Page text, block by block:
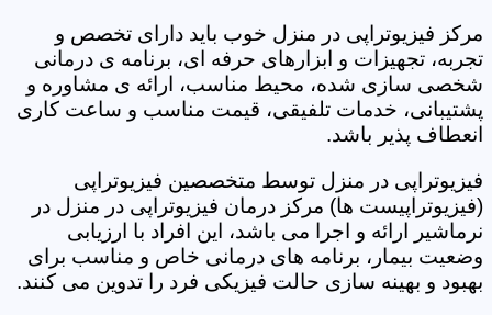
مرکز فیزیوتراپی در منزل خوب باید دارای تخصص و
تجربه، تجهیزات و ابزارهای حرفه ای، برنامه ی درمانی
شخصی سازی شده، محیط مناسب، ارائه ی مشاوره و
پشتیبانی، خدمات تلفیقی، قیمت مناسب و ساعت کاری
انعطاف پذیر باشد.
فیزیوتراپی در منزل توسط متخصصین فیزیوتراپی
(فیزیوتراپیست ها) مرکز درمان فیزیوتراپی در منزل در
نرماشیر ارائه و اجرا می باشد، این افراد با ارزیابی
وضعیت بیمار، برنامه های درمانی خاص و مناسب برای
بهبود و بهینه سازی حالت فیزیکی فرد را تدوین می کنند.